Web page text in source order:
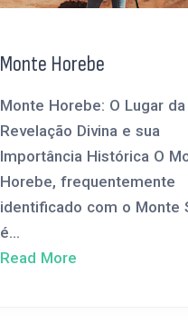
Monte Horebe
Monte Horebe: O Lugar da
Revelação Divina e sua
Importância Histórica O
Horebe, frequentemente
identificado com o Monte
é...
Read More